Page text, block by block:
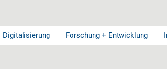
Digitalisierung Forschung + Entwicklung